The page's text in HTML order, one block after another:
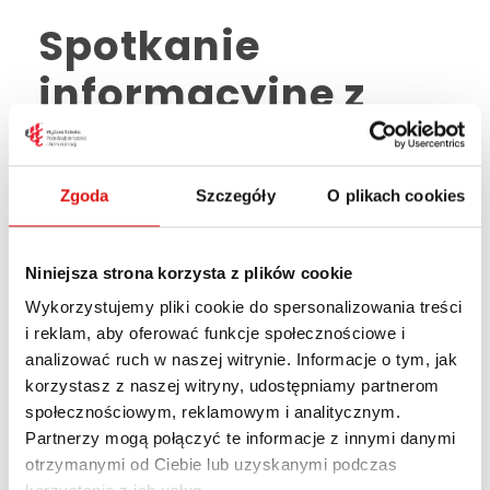
Zgoda Szczegóły O plikach cookies
Niniejsza strona korzysta z plików cookie
Wykorzystujemy pliki cookie do spersonalizowania treści
i reklam, aby oferować funkcje społecznościowe i
analizować ruch w naszej witrynie. Informacje o tym, jak
korzystasz z naszej witryny, udostępniamy partnerom
społecznościowym, reklamowym i analitycznym.
Partnerzy mogą połączyć te informacje z innymi danymi
otrzymanymi od Ciebie lub uzyskanymi podczas
Spotkanie
informacyjne z
funkcjonariuszem
Policji
Serdecznie zapraszamy studentów na
spotkanie informacyjne z funkcjonariuszem
Policji, post. Michałem Baińskim z Wydziału
Prewencji KMP w Lublinie, dotyczące ogólnych
zasad bezpieczeństwa w Polsce. 18 maja,
poniedziałekgodz. 11:00sala 122 Podczas
spotkania poruszone zostaną m.in. kwestie: